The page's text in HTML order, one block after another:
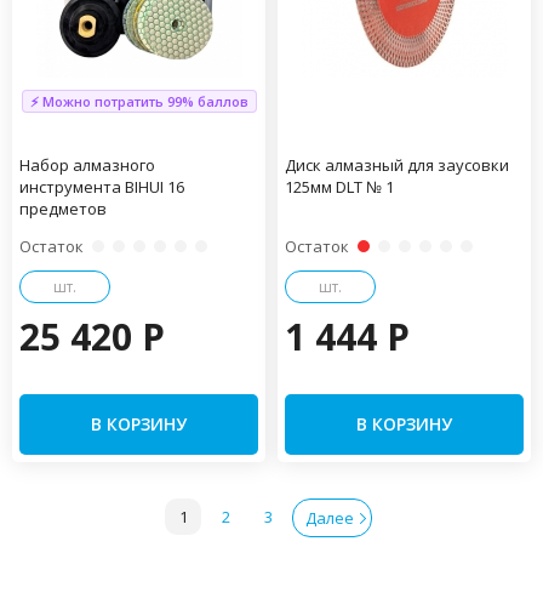
⚡ Можно потратить 99% баллов
Набор алмазного
инструмента BIHUI 16
предметов
Остаток
шт.
25 420 P
В КОРЗИНУ
Диск алмазный для заусовки
125мм DLT № 1
Остаток
шт.
1 444 P
В КОРЗИНУ
1 2 3 Далее